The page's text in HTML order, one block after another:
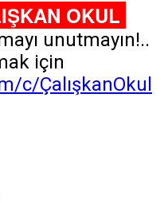
OKUL
unutmayın!..
için
c/ÇalışkanOkul